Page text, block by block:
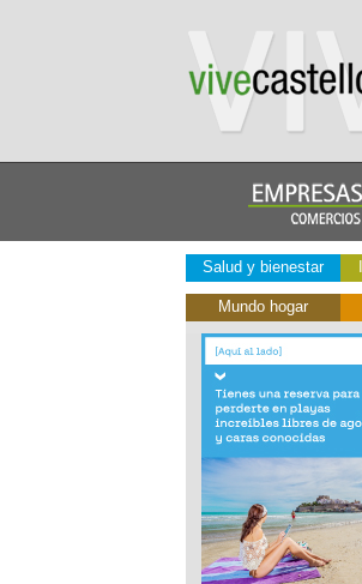
Salud y bienestar
Mundo hogar